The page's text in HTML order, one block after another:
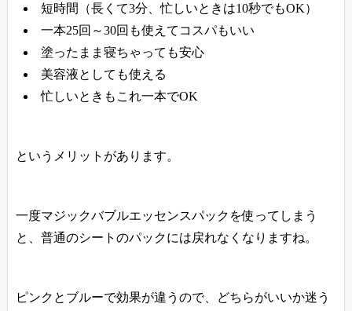
短時間（長くて3分、忙しいときは10秒でもOK）
一本25回～30回も使えてコスパもいい
塗ったまま寝ちゃっても安心
美容液としても使える
忙しいときもこれ一本でOK
というメリットがあります。
一度マジックバブルエッセンスパックを使ってしまう
と、普通のシートのパックには戻れなくなりますね。
ピンクとブルーで効果が違うので、どちらがいいか迷う